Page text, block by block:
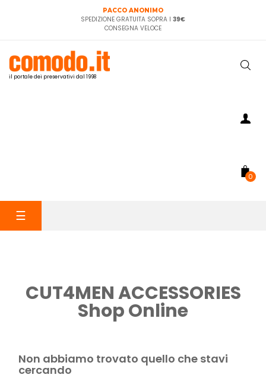
PACCO ANONIMO
SPEDIZIONE GRATUITA SOPRA I 39€
CONSEGNA VELOCE
il portale dei preservativi dal 1998
0
navigazione
☰
CUT4MEN ACCESSORIES
Shop Online
Non abbiamo trovato quello che stavi
cercando